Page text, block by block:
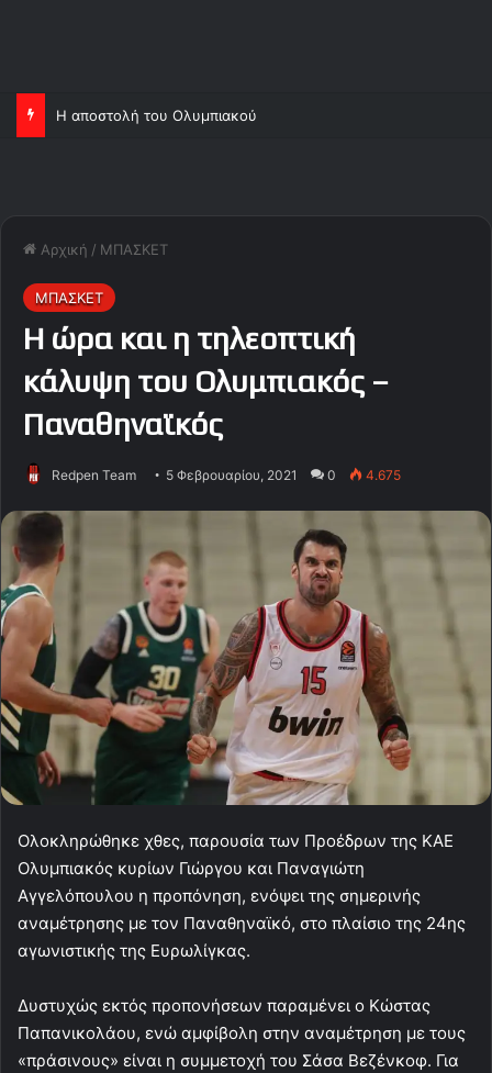
Η αποστολή του Ολυμπιακού
Αρχική / ΜΠΑΣΚΕΤ
ΜΠΑΣΚΕΤ
Η ώρα και η τηλεοπτική
κάλυψη του Ολυμπιακός –
Παναθηναϊκός
Redpen Team 5 Φεβρουαρίου, 2021 0 4.675
Ολοκληρώθηκε χθες, παρουσία των Προέδρων της ΚΑΕ
Ολυμπιακός κυρίων Γιώργου και Παναγιώτη
Αγγελόπουλου η προπόνηση, ενόψει της σημερινής
αναμέτρησης με τον Παναθηναϊκό, στο πλαίσιο της 24ης
αγωνιστικής της Ευρωλίγκας.
Δυστυχώς εκτός προπονήσεων παραμένει ο Κώστας
Παπανικολάου, ενώ αμφίβολη στην αναμέτρηση με τους
«πράσινους» είναι η συμμετοχή του Σάσα Βεζένκοφ. Για